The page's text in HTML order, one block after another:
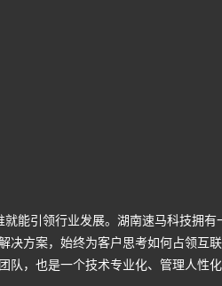
能引领行业发展。湖南速马科技拥有
方案，始终为客户思考如何占领互
，也是一个技术专业化、管理人性